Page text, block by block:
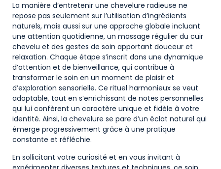
La manière d’entretenir une chevelure radieuse ne
repose pas seulement sur l’utilisation d’ingrédients
naturels, mais aussi sur une approche globale incluant
une attention quotidienne, un massage régulier du cuir
chevelu et des gestes de soin apportant douceur et
relaxation. Chaque étape s’inscrit dans une dynamique
d’attention et de bienveillance, qui contribue à
transformer le soin en un moment de plaisir et
d’exploration sensorielle. Ce rituel harmonieux se veut
adaptable, tout en s’enrichissant de notes personnelles
qui lui confèrent un caractère unique et fidèle à votre
identité. Ainsi, la chevelure se pare d’un éclat naturel qui
émerge progressivement grâce à une pratique
constante et réfléchie.
En sollicitant votre curiosité et en vous invitant à